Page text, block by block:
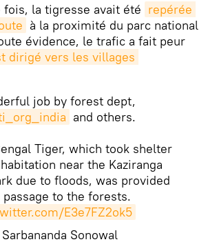
la tigresse avait été repérée
à la proximité du parc national
évidence, le trafic a fait peur
dirigé vers les villages
job by forest dept,
and others.
Tiger, which took shelter
near the Kaziranga
due to floods, was provided
passage to the forests.
E3e7FZ2ok5
Sonowal